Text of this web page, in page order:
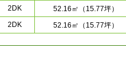
2DK 52.16㎡ （15.77坪）
2DK 52.16㎡ （15.77坪）